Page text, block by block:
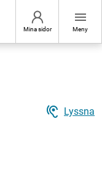
Mina sidor
menu
Meny
hearing Lyssna